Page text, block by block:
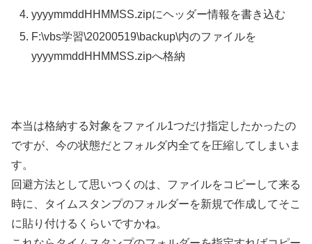
yyyymmddHHMMSS.zipにヘッダー情報を書き込む
F:\vbs学習\20200519\backup\内のファイルを
yyyymmddHHMMSS.zipへ格納
本当は格納する対象をファイル1つだけ指定したかったの
ですが、今の状態だとフォルダ内全てを圧縮してしまいま
す。
回避方法として思いつくのは、ファイルをコピーして来る
時に、タイムスタンプのフォルダーを新規で作成してそこ
に貼り付けるくらいですかね。